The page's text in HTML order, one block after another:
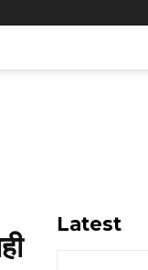
Latest